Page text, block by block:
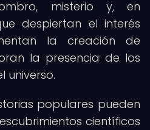
misterio y, en
despiertan el interés
la creación de
la presencia de los
universo.
populares pueden
científicos